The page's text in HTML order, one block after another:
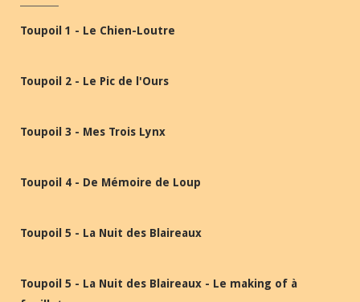
Toupoil 1 - Le Chien-Loutre
Toupoil 2 - Le Pic de l'Ours
Toupoil 3 - Mes Trois Lynx
Toupoil 4 - De Mémoire de Loup
Toupoil 5 - La Nuit des Blaireaux
Toupoil 5 - La Nuit des Blaireaux - Le making of à